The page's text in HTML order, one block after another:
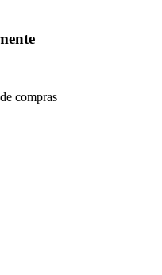
compras